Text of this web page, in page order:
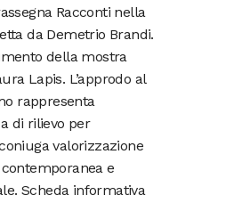
Racconti nella
da Demetrio Brandi.
della mostra
Lapis. L’approdo al
rappresenta
di rilievo per
valorizzazione
e
Scheda informativa